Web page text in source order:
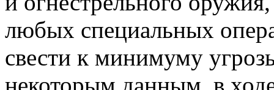
любых специальных
свести к минимуму
некоторым данным, в